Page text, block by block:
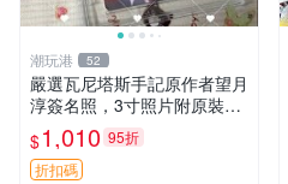
潮玩港 52
嚴選瓦尼塔斯手記原作者望月
淳簽名照，3寸照片附原裝卡
磚。 簽名保真收藏相框裝裱
隨行發送 照片 簽名周邊 望月
淳
$1,010 95折
折扣碼